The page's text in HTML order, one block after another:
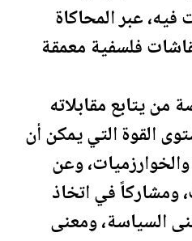
عبر المحاكاة
فلسفية معمقة
من يتابع مقابلاته
القوة التي يمكن أن
وعن
ومشاركاً في اتخاذ
السياسة، ومعنى